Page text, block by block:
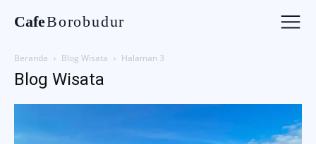
CafeBorobudur
Beranda Blog Wisata Halaman 3
Blog Wisata